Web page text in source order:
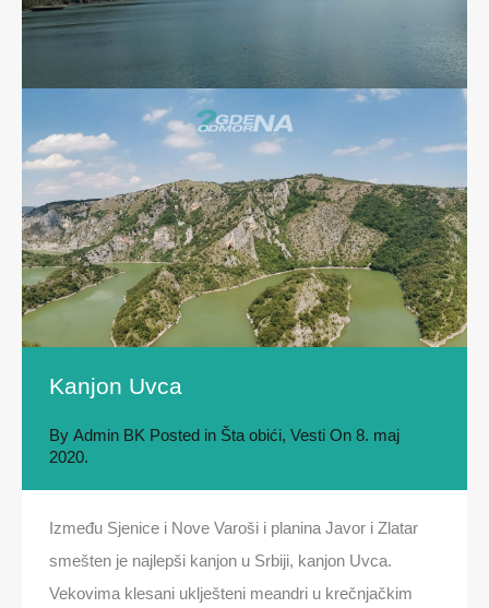
Kanjon Uvca
By Admin BK Posted in Šta obići, Vesti On 8. maj
2020.
Između Sjenice i Nove Varoši i planina Javor i Zlatar
smešten je najlepši kanjon u Srbiji, kanjon Uvca.
Vekovima klesani uklješteni meandri u krečnjačkim